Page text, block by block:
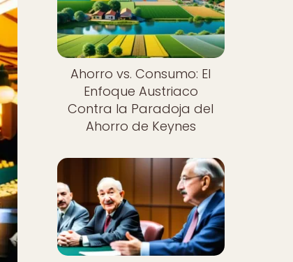
Ahorro vs. Consumo: El
Enfoque Austriaco
Contra la Paradoja del
Ahorro de Keynes